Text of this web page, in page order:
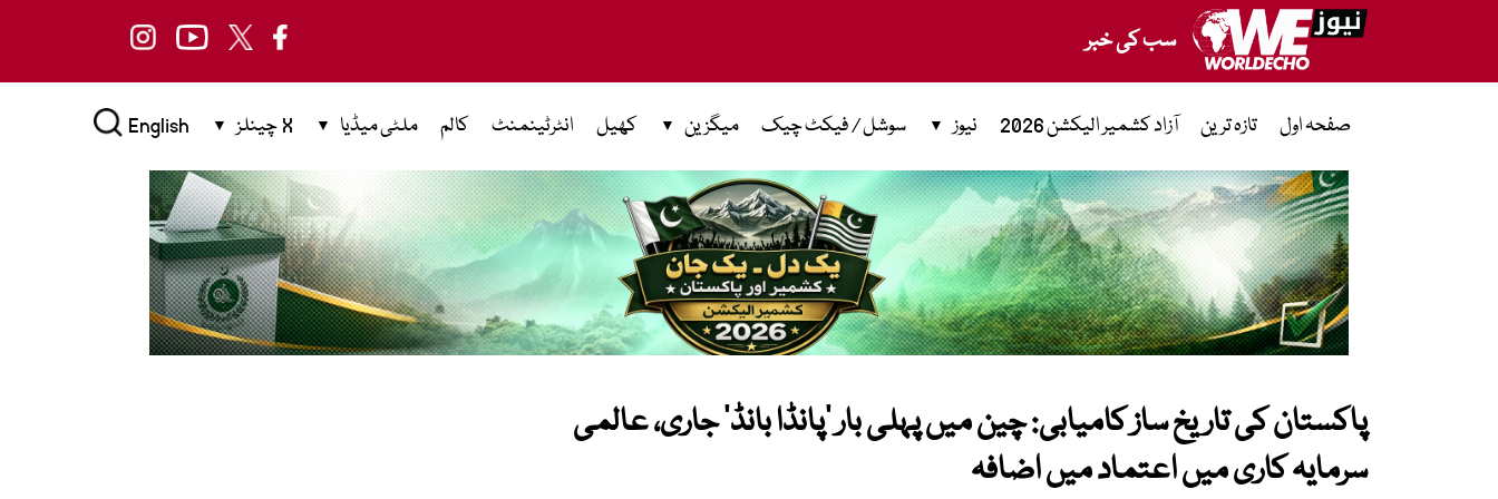
سب کی خبر
صفحہ اول تازہ ترین آزاد کشمیر الیکشن 2026 نیوز سوشل / فیکٹ چیک میگزین کھیل انٹرٹینمنٹ کالم ملٹی میڈیا X چینلز English
پاکستان کی تاریخ ساز کامیابی: چین میں پہلی بار ‘پانڈا بانڈ’ جاری، عالمی
سرمایہ کاری میں اعتماد میں اضافہ